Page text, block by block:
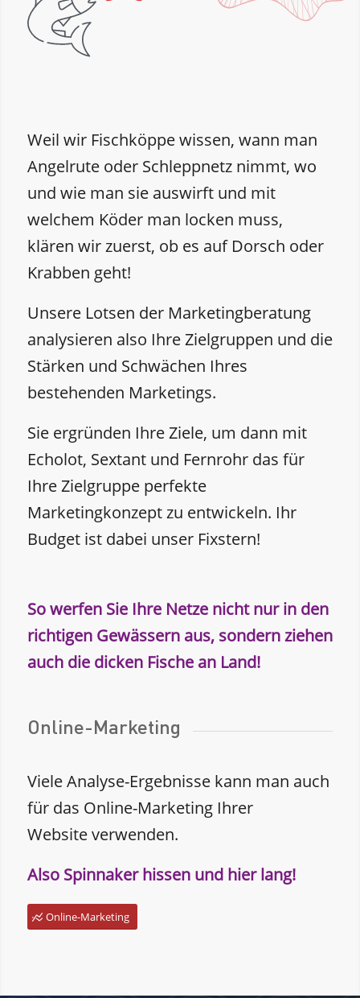
Weil wir Fischköppe wissen, wann man
Angelrute oder Schleppnetz nimmt, wo
und wie man sie auswirft und mit
welchem Köder man locken muss,
klären wir zuerst, ob es auf Dorsch oder
Krabben geht!
Unsere Lotsen der Marketingberatung
analysieren also Ihre Zielgruppen und die
Stärken und Schwächen Ihres
bestehenden Marketings.
Sie ergründen Ihre Ziele, um dann mit
Echolot, Sextant und Fernrohr das für
Ihre Zielgruppe perfekte
Marketingkonzept zu entwickeln. Ihr
Budget ist dabei unser Fixstern!
So werfen Sie Ihre Netze nicht nur in den
richtigen Gewässern aus, sondern ziehen
auch die dicken Fische an Land!
Online-Marketing
Viele Analyse-Ergebnisse kann man auch
für das Online-Marketing Ihrer
Website verwenden.
Also Spinnaker hissen und hier lang!
Online-Marketing